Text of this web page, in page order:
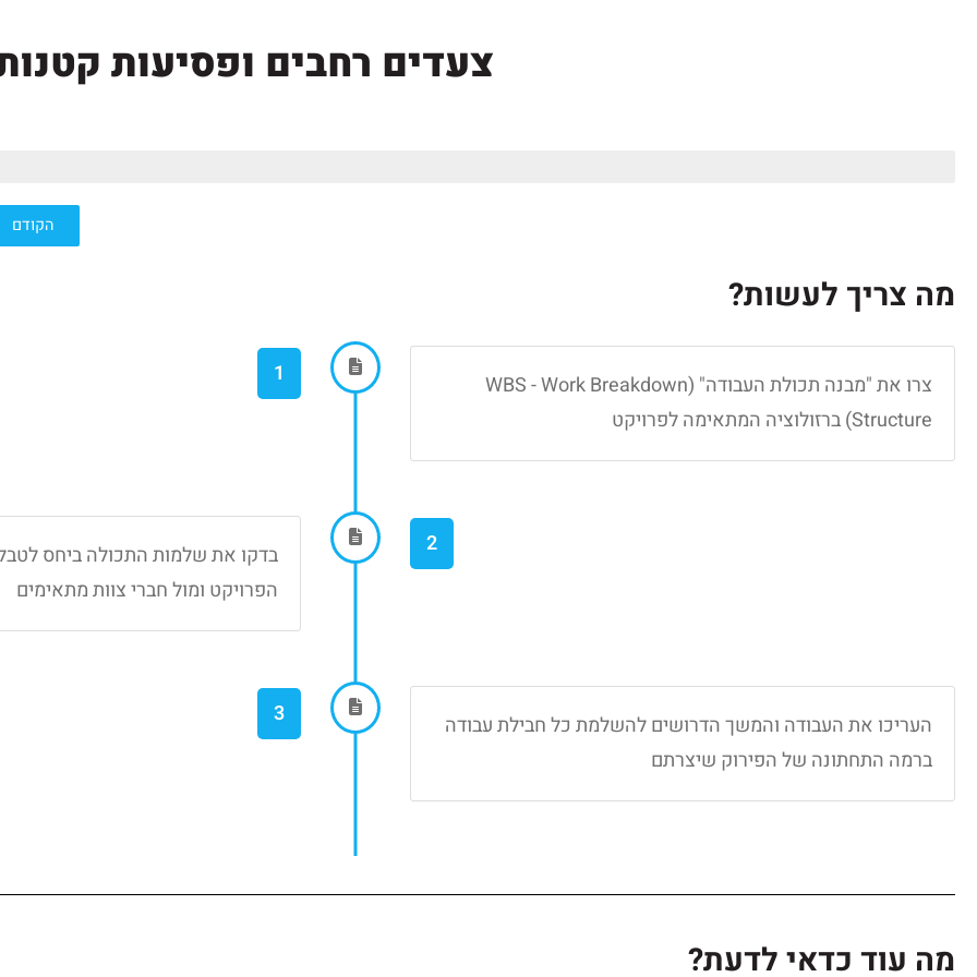
צעדים רחבים ופסיעות
הקודם
מה צריך לעשות?
צרו את "מבנה תכולת העבודה" (WBS - Work Breakdown
Structure) ברזולוציה המתאימה לפרויקט
1
2
בדקו את שלמות התכולה ביחס
הפרויקט ומול חברי צוות מתאימים
העריכו את העבודה והמשך הדרושים להשלמת כל חבילת עבודה
ברמה התחתונה של הפירוק שיצרתם
3
מה עוד כדאי לדעת?